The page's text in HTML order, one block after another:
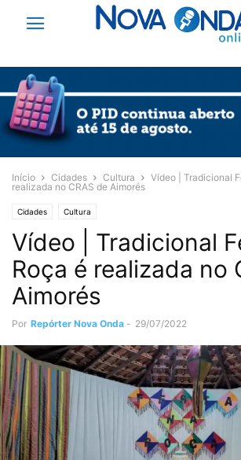
Início Cidades Cultura
Vídeo | Tradicional
realizada no CRAS de Aimorés
Cidades Cultura
Vídeo | Tradicional
Roça é realizada no
Aimorés
Por Repórter Nova Onda - 29/07/2022